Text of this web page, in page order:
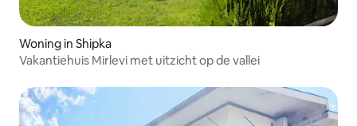
Woning in Shipka
Vakantiehuis Mirlevi met uitzicht op de vallei